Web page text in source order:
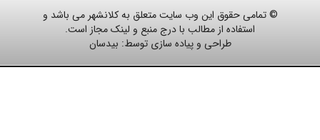
© تمامی حقوق این وب سایت متعلق به کلانشهر می باشد و
استفاده از مطالب با درج منبع و لینک مجاز است.
طراحی و پیاده سازی توسط: بیدسان